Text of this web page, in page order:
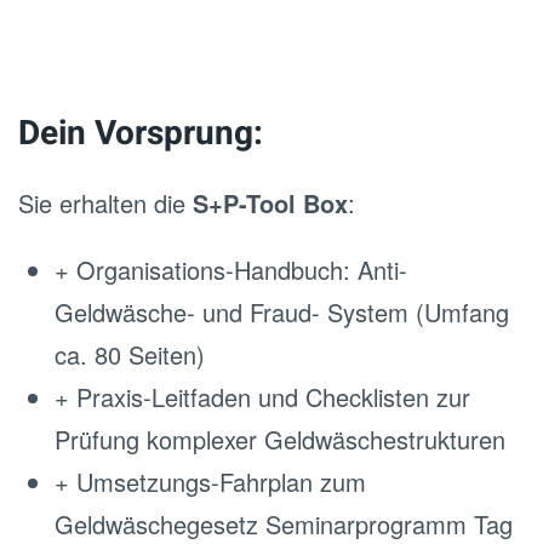
Dein Vorsprung:
Sie erhalten die S+P-Tool Box:
+ Organisations-Handbuch: Anti-
Geldwäsche- und Fraud- System (Umfang
ca. 80 Seiten)
+ Praxis-Leitfaden und Checklisten zur
Prüfung komplexer Geldwäschestrukturen
+ Umsetzungs-Fahrplan zum
Geldwäschegesetz Seminarprogramm Tag